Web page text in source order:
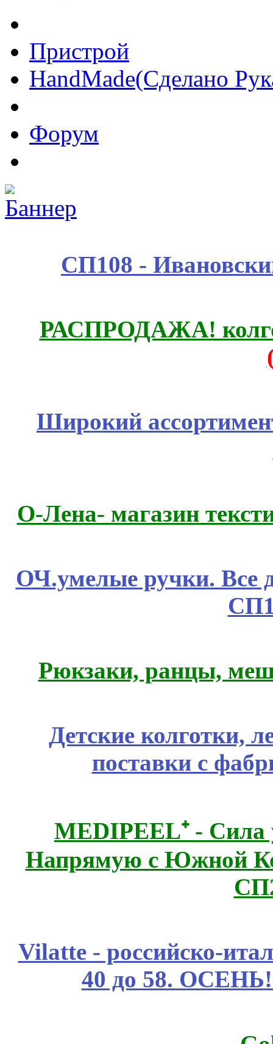
Пристрой
HandMade(Сделано
Форум
СП108 -
РАСПРОДАЖА!
Широкий
О-Лена- магазин
ОЧ.умелые ручки. Все
Рюкзаки, ранцы,
Детские колготки,
поставки с
MEDIPEEL⁺ - Сила
Напрямую с Южной
Vilatte - российско-
40 до 58.